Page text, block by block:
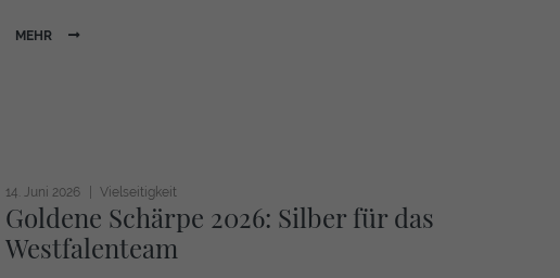
MEHR
14. Juni 2026 Vielseitigkeit
Goldene Schärpe 2026: Silber für das
Westfalenteam